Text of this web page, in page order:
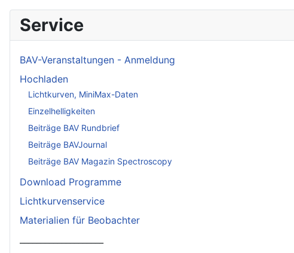
Service
BAV-Veranstaltungen - Anmeldung
Hochladen
Lichtkurven, MiniMax-Daten
Einzelhelligkeiten
Beiträge BAV Rundbrief
Beiträge BAVJournal
Beiträge BAV Magazin Spectroscopy
Download Programme
Lichtkurvenservice
Materialien für Beobachter